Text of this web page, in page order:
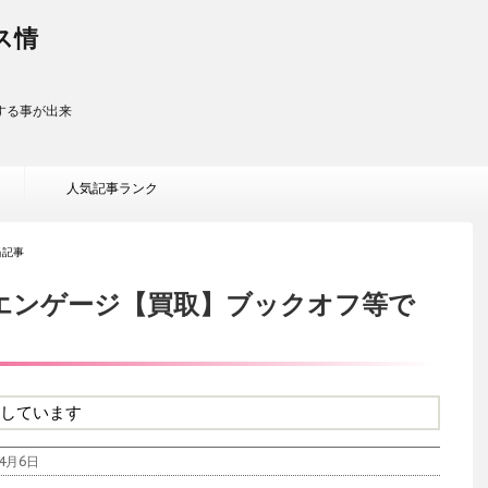
情
る事が出来
人気記事ランク
記事
ゲージ【買取】ブックオフ等で
ています
6日